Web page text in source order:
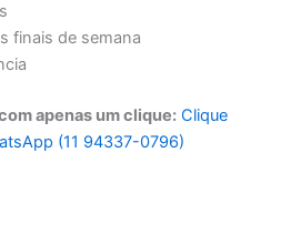
finais de semana
apenas um clique: Clique
(11 94337-0796)